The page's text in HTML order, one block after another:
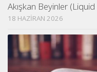
Akışkan Beyinler
18 HAZIRAN 2026